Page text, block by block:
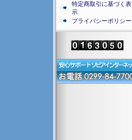
特定商取引に基づく表
示
プライバシーポリシー